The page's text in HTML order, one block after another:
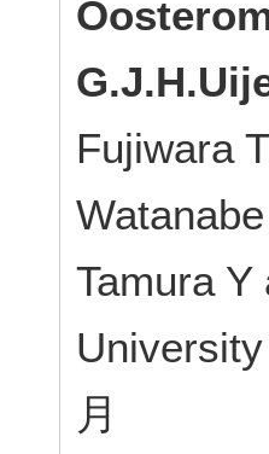
Fujiwara
Tamura
月